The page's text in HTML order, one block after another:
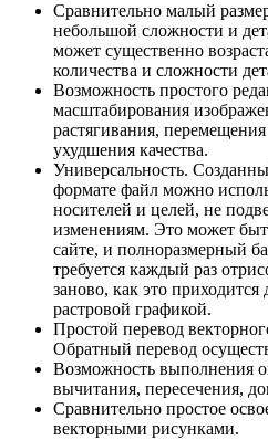
Сравнительно малый
небольшой сложности и
может существенно
количества и сложности
Возможность простого
масштабирования
растягивания,
ухудшения качества.
Универсальность.
формате файл можно
носителей и целей, не
изменениям. Это может
сайте, и полноразмерный
требуется каждый раз
заново, как это приходится
растровой графикой.
Простой перевод
Обратный перевод
Возможность выполнения
вычитания, пересечения,
Сравнительно простое
векторными рисунками.